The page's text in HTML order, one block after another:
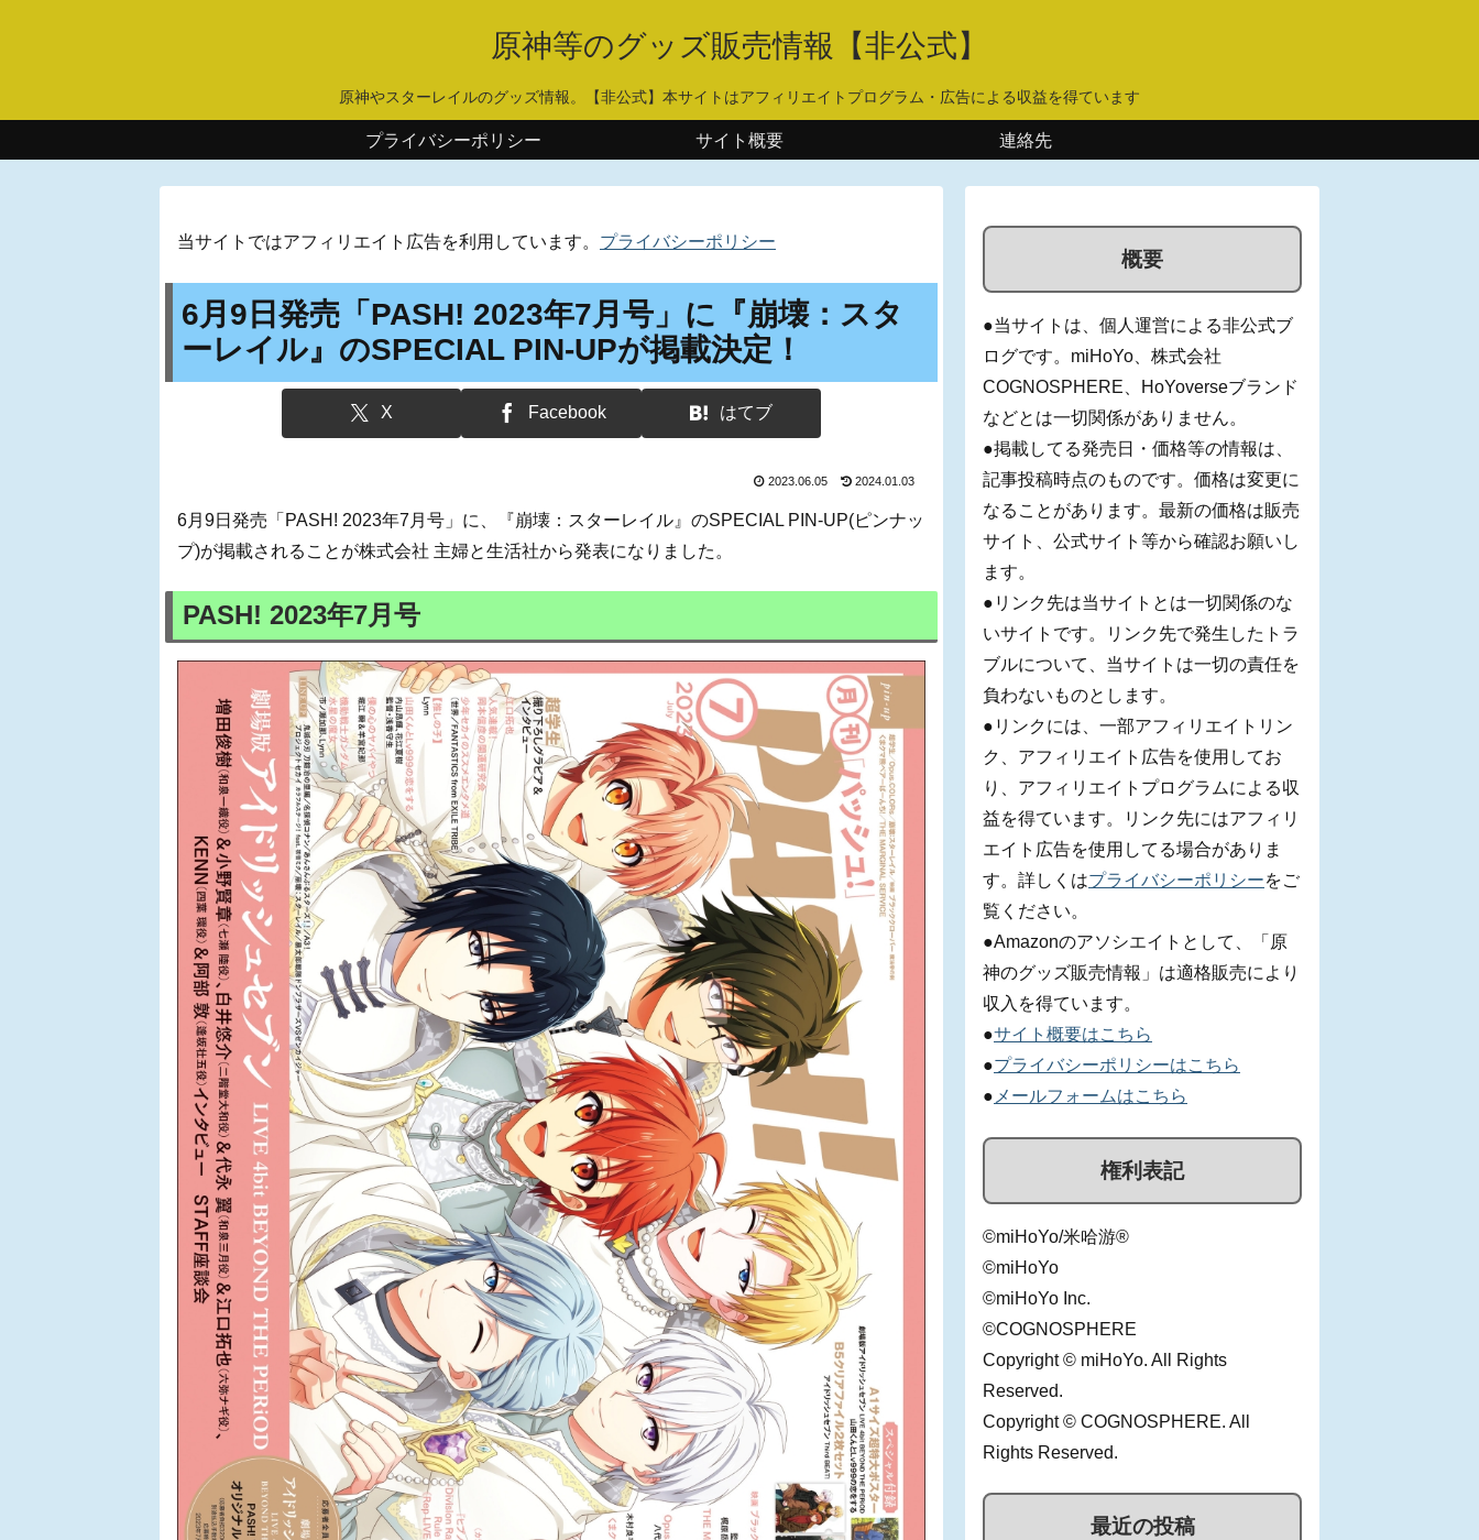
原神等のグッズ販売情報【非公式】
原神やスターレイルのグッズ情報。【非公式】本サイトはアフィリエイトプログラム・広告による収益を得ています
プライバシーポリシー サイト概要 連絡先
当サイトではアフィリエイト広告を利用しています。 プライバシーポリシー
6月9日発売「PASH! 2023年7月号」に『崩壊：スタ
ーレイル』のSPECIAL PIN-UPが掲載決定！
X Facebook はてブ
2023.06.05 2024.01.03
6月9日発売「PASH! 2023年7月号」に、『崩壊：スターレイル』のSPECIAL PIN-UP(ピンナッ
プ)が掲載されることが株式会社 主婦と生活社から発表になりました。
PASH! 2023年7月号
概要
●当サイトは、個人運営による非公式ブ
ログです。miHoYo、株式会社
COGNOSPHERE、HoYoverseブランド
などとは一切関係がありません。
●掲載してる発売日・価格等の情報は、
記事投稿時点のものです。価格は変更に
なることがあります。最新の価格は販売
サイト、公式サイト等から確認お願いし
ます。
●リンク先は当サイトとは一切関係のな
いサイトです。リンク先で発生したトラ
ブルについて、当サイトは一切の責任を
負わないものとします。
●リンクには、一部アフィリエイトリン
ク、アフィリエイト広告を使用してお
り、アフィリエイトプログラムによる収
益を得ています。リンク先にはアフィリ
エイト広告を使用してる場合がありま
す。詳しくはプライバシーポリシーをご
覧ください。
●Amazonのアソシエイトとして、「原
神のグッズ販売情報」は適格販売により
収入を得ています。
●サイト概要はこちら
●プライバシーポリシーはこちら
● メールフォームはこちら
権利表記
©miHoYo/米哈游®
©miHoYo
©miHoYo Inc.
©COGNOSPHERE
Copyright © miHoYo. All Rights
Reserved.
Copyright © COGNOSPHERE. All
Rights Reserved.
最近の投稿